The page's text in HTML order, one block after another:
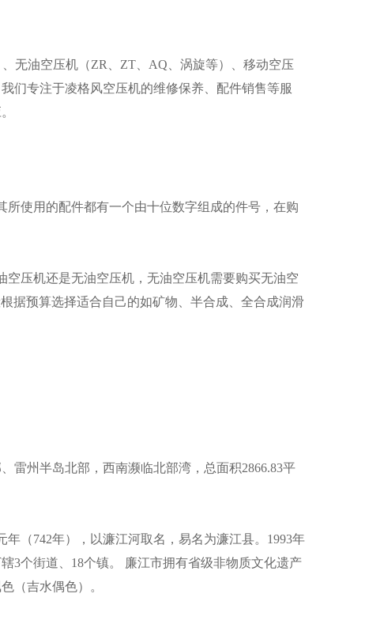
无油空压机（ZR、ZT、AQ、涡旋等）、移动空压
们专注于凌格风空压机的维修保养、配件销售等服
使用的配件都有一个由十位数字组成的件号，在购
压机还是无油空压机，无油空压机需要购买无油空
据预算选择适合自己的如矿物、半合成、全合成润滑
雷州半岛北部，西南濒临北部湾，总面积2866.83平
（742年），以濂江河取名，易名为濂江县。1993年
3个街道、18个镇。 廉江市拥有省级非物质文化遗产
（吉水偶色）。